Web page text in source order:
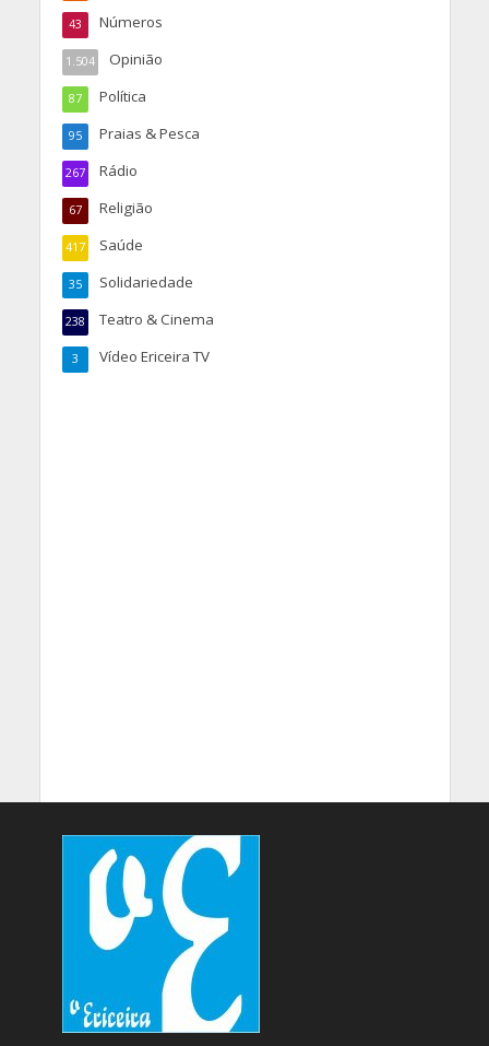
Números
43
Opinião
1.504
Política
87
Praias & Pesca
95
Rádio
267
Religião
67
Saúde
417
Solidariedade
35
Teatro & Cinema
238
Vídeo Ericeira TV
3